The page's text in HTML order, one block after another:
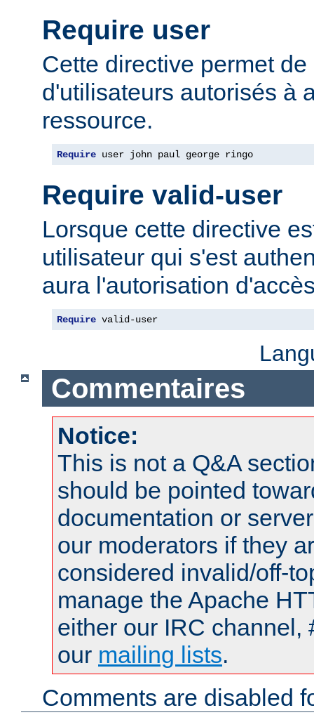
Require user
Cette directive permet
d'utilisateurs autorisés à
ressource.
Require user john paul george ringo
Require valid-user
Lorsque cette directive
utilisateur qui s'est
aura l'autorisation
Require valid-user
Commentaires
Notice:
This is not a Q&A
should be pointed
documentation or
our moderators if they
considered invalid/off-
manage the Apache
either our IRC channel,
our mailing lists.
Comments are disabled